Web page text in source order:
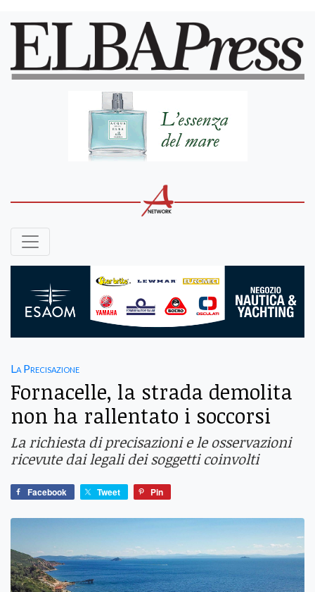
La Precisazione
Fornacelle, la strada demolita
non ha rallentato i soccorsi
La richiesta di precisazioni e le osservazioni
ricevute dai legali dei soggetti coinvolti
Facebook Tweet Pin